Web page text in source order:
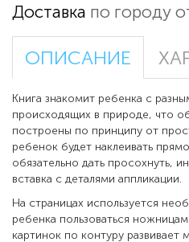
Доставка по городу
ОПИСАНИЕ
Книга знакомит ребенка с
происходящих в природе, что
построены по принципу от
ребенок будет наклеивать
обязательно дать просохнуть,
вставка с деталями аппликации.
На страницах используется
ребенка пользоваться
картинок по контуру